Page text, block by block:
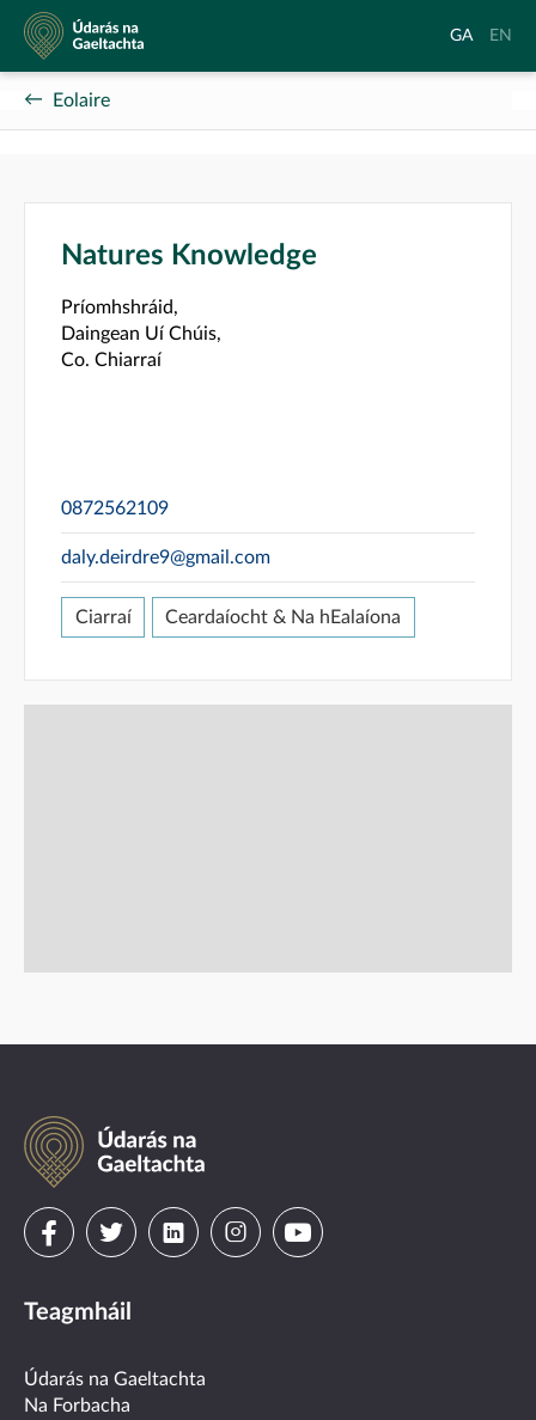
Údarás
na
Gaeltachta
Aistrigh
Gaeilge
GA
to
EN
Eolaire
Natures Knowledge
Príomhshráid,
Daingean Uí Chúis,
Co. Chiarraí
0872562109
daly.deirdre9@gmail.com
Ciarraí Ceardaíocht & Na hEalaíona
Údarás
na
Gaeltachta
Visit
on
facebook
Visit
on
twitter
Visit
linkedin
VisitVisit
Teagmháil
Údarás na Gaeltachta
Na Forbacha